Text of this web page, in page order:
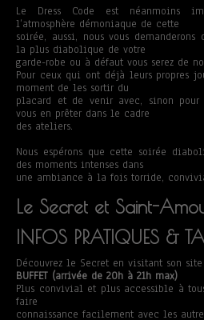
Le Dress Code est néanmoins
l’atmosphère démoniaque de cette
soirée, aussi, nous vous
la plus diabolique de votre
garde-robe ou à défaut vous serez de
Pour ceux qui ont déjà leurs propres
moment de les sortir du
placard et de venir avec, sinon pour
vous en prêter dans le cadre
des ateliers.
Nous espérons que cette soirée
des moments intenses dans
une ambiance à la fois torride,
Le Secret et Saint-
INFOS PRATIQUES &
Découvrez le Secret en visitant son
BUFFET (arrivée de 20h à 21h max)
Plus convivial et plus accessible à
faire
connaissance facilement avec les